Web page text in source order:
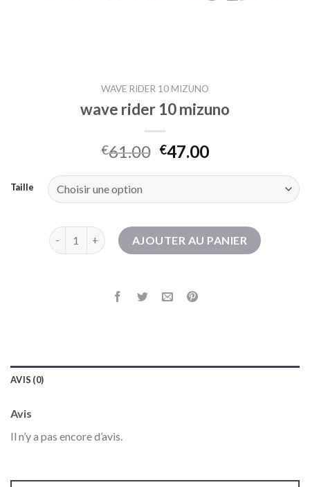
WAVE RIDER 10 MIZUNO
wave rider 10 mizuno
€61.00 €47.00
Taille
quantité de wave rider 10 mizuno
AJOUTER AU PANIER
AVIS (0)
Avis
Il n’y a pas encore d’avis.